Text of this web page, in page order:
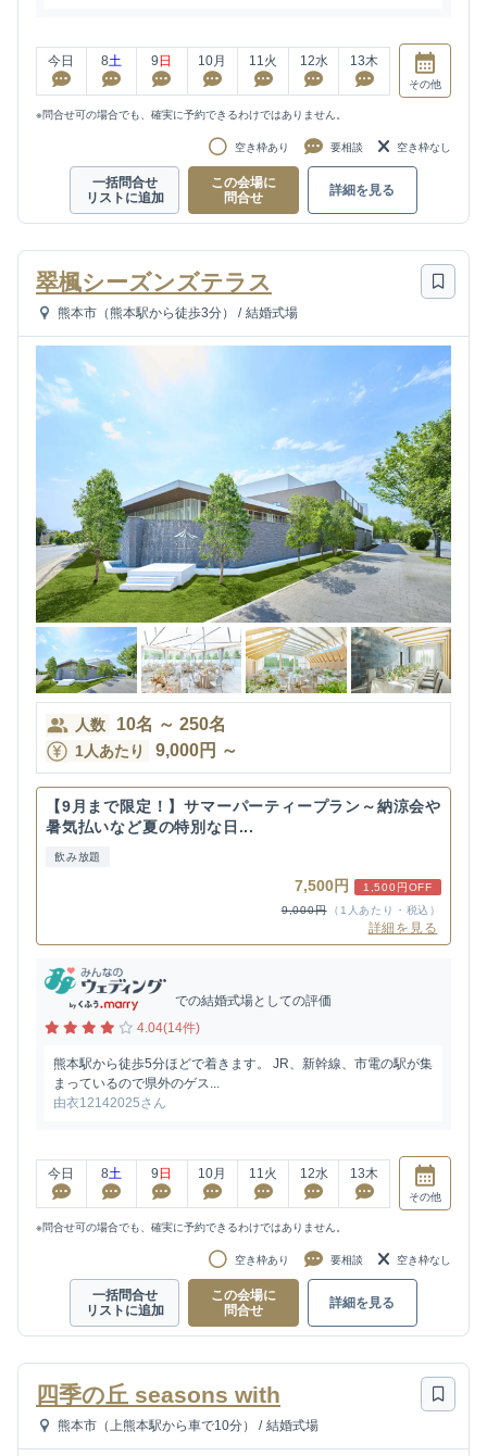
今日 8土 9 日 10月 11 火 12水 13木
その他
※問合せ可の場合でも、確実に予約できるわけではありません。
空き枠あり 要相談 空き枠なし
一括問合せ
リストに追加
この会場に
問合せ
詳細を見る
翠楓シーズンズテラス
熊本市（熊本駅から徒歩3分） / 結婚式場
人数 10名 ～ 250名
1人あたり 9,000円 ～
【9月まで限定！】サマーパーティープラン～納涼会や
暑気払いなど夏の特別な日...
飲み放題
7,500円
1,500円OFF
9,000円
（1人あたり・税込）
詳細を見る
での結婚式場としての評価
4.04(14件)
熊本駅から徒歩5分ほどで着きます。 JR、新幹線、市電の駅が集
まっているので県外のゲス...
由衣12142025さん
今日 8土 9 日 10月 11 火 12水 13木
その他
※問合せ可の場合でも、確実に予約できるわけではありません。
空き枠あり 要相談 空き枠なし
一括問合せ
リストに追加
この会場に
問合せ
詳細を見る
四季の丘 seasons with
熊本市（上熊本駅から車で10分） / 結婚式場